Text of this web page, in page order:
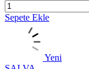
Sepete Ekle
Yeni